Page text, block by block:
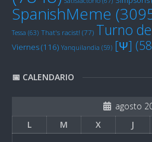
SpanishMeme
Tessa (63) That's racist! (77) Turno
Viernes(116) Yanquilandia (59) [Ψ]
📅 CALENDARIO
agosto
L
M X J